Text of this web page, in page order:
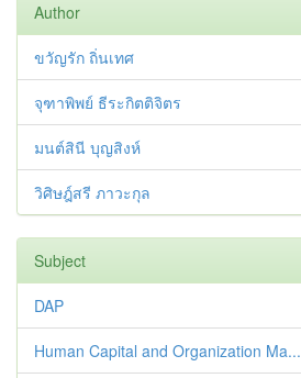
Author
ขวัญรัก ถิ่นเทศ
จุฑาพิพย์ ธีระกิตติจิตร
มนต์สินี บุญสิงห์
วิศิษฎ์สรี ภาวะกุล
Subject
DAP
Human Capital and Organization Ma...